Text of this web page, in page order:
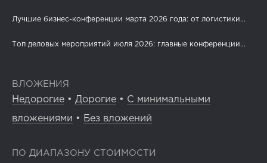
Лучшие бизнес-конференции марта 2026 года: от логистики...
Топ деловых мероприятий июля 2026: главные конференции...
ВЛОЖЕНИЯ
Недорогие • Дорогие • С минимальными
вложениями • Без вложений
ПО ДИАПАЗОНУ СТОИМОСТИ